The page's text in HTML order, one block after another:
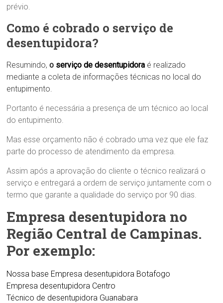
prévio.
Como é cobrado o serviço de
desentupidora?
Resumindo,o serviço de desentupidora é realizado
mediante a coleta de informações técnicas no local do
entupimento.
Portanto é necessária a presença de um técnico ao local
do entupimento.
Mas esse orçamento não é cobrado uma vez que ele faz
parte do processo de atendimento da empresa.
Assim após a aprovação do cliente o técnico realizará o
serviço e entregará a ordem de serviço juntamente com o
termo que garante a qualidade do serviço por 90 dias.
Empresa desentupidora no
Região Central de Campinas.
Por exemplo:
Nossa base Empresa desentupidora Botafogo
Empresa desentupidora Centro
Técnico de desentupidora Guanabara